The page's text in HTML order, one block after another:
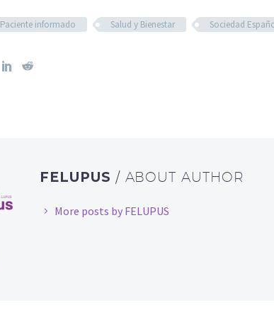
Paciente informado Salud y Bienestar Sociedad
FELUPUS / ABOUT AUTHOR
More posts by FELUPUS